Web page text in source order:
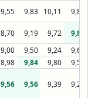
9,55 9,83 10,11 9,82
8,70 9,19 9,72
9,87
9,00 9,50 9,24
9,69
8,98 9,84 9,80 9,57
9,56 9,56 9,39 9,20